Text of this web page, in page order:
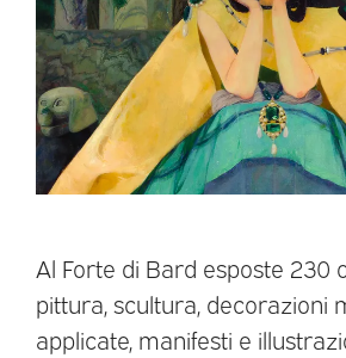
Al Forte di Bard esposte 230
pittura, scultura, decorazioni
applicate, manifesti e